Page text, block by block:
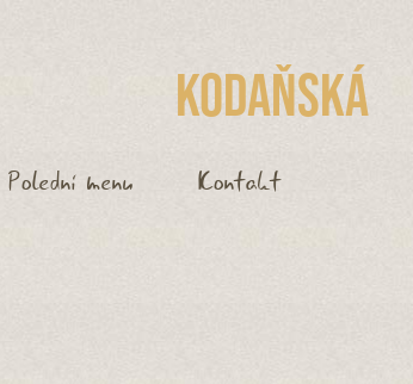
Kodaňská
Polední menu Kontakt